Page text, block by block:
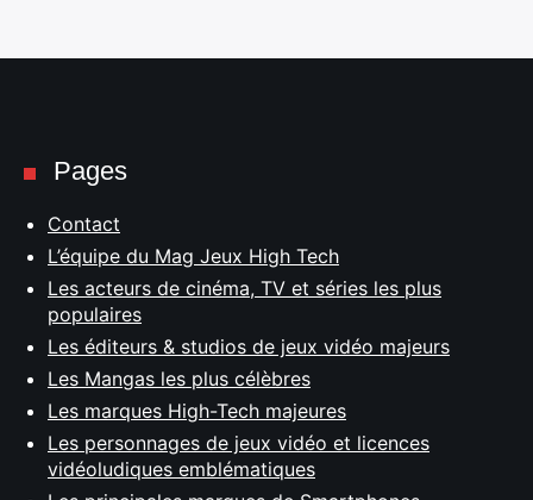
Pages
Contact
L’équipe du Mag Jeux High Tech
Les acteurs de cinéma, TV et séries les plus
populaires
Les éditeurs & studios de jeux vidéo majeurs
Les Mangas les plus célèbres
Les marques High-Tech majeures
Les personnages de jeux vidéo et licences
vidéoludiques emblématiques